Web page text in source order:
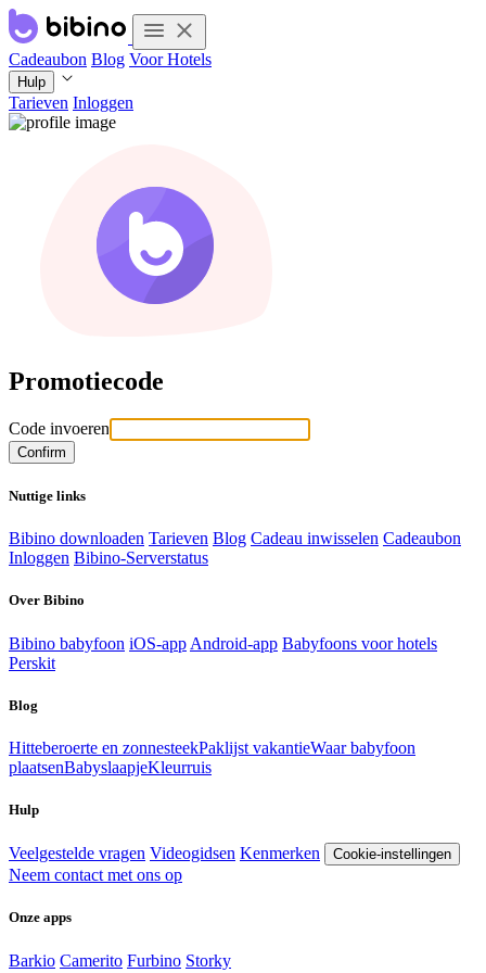
Cadeaubon Blog Voor Hotels
Hulp
Tarieven Inloggen
Promotiecode
Code invoeren
Confirm
Nuttige links
Bibino downloaden Tarieven Blog Cadeau inwisselen Cadeaubon
Inloggen Bibino-Serverstatus
Over Bibino
Bibino babyfoon iOS-app Android-app Babyfoons voor hotels
Perskit
Blog
Hitteberoerte en zonnesteekPaklijst vakantieWaar babyfoon
plaatsenBabyslaapjeKleurruis
Hulp
Veelgestelde vragen Videogidsen Kenmerken Cookie-instellingen
Neem contact met ons op
Onze apps
Barkio Camerito Furbino Storky